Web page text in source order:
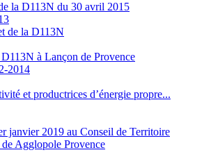
la D113N du 30 avril 2015
de la D113N
à Lançon de Provence
2014
et productrices d’énergie propre...
janvier 2019 au Conseil de Territoire
Agglopole Provence